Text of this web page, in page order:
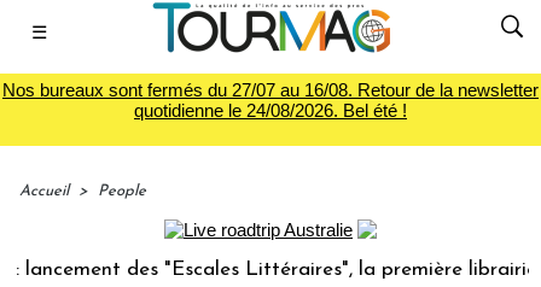
☰
Nos bureaux sont fermés du 27/07 au 16/08. Retour de la newsletter
quotidienne le 24/08/2026. Bel été !
Accueil > People
des "Escales Littéraires", la première librairie du